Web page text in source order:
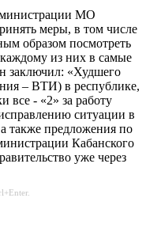
МО
меры, в том числе
образом посмотреть
из них в самые
заключил: «Худшего
– ВТИ) в республике,
все - «2» за работу
ситуации в
также предложения по
Кабанского
уже через